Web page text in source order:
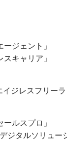
ジェント」
キャリア」
ジレスフリーラ
ルスプロ」
ジタルソリュー